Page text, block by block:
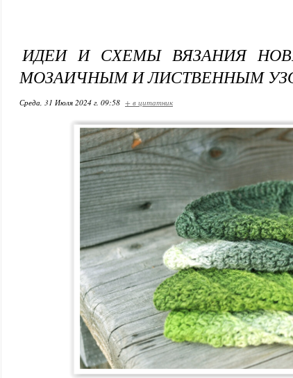
ИДЕИ И СХЕМЫ ВЯЗАНИЯ
МОЗАИЧНЫМ И ЛИСТВЕННЫМ
Среда, 31 Июля 2024 г. 09:58 + в цитатник